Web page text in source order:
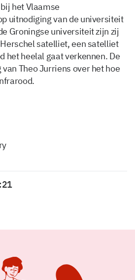
het Vlaamse
uitnodiging van de universiteit
Groningse universiteit zijn zij
satelliet, een satelliet
het heelal gaat verkennen. De
Theo Jurriens over het hoe